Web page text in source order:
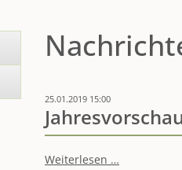
25.01.2019 15:00
Weiterlesen …